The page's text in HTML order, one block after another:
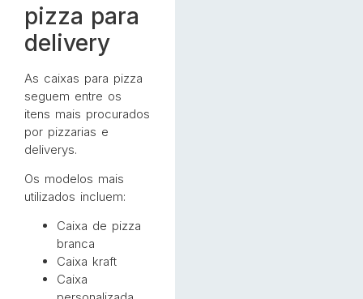
pizza para
delivery
As caixas para pizza
seguem entre os
itens mais procurados
por pizzarias e
deliverys.
Os modelos mais
utilizados incluem:
Caixa de pizza
branca
Caixa kraft
Caixa